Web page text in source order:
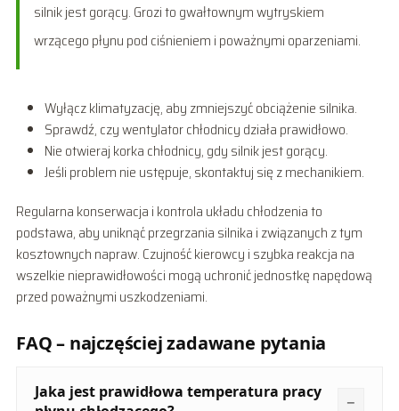
silnik jest gorący. Grozi to gwałtownym wytryskiem
wrzącego płynu pod ciśnieniem i poważnymi oparzeniami.
Wyłącz klimatyzację, aby zmniejszyć obciążenie silnika.
Sprawdź, czy wentylator chłodnicy działa prawidłowo.
Nie otwieraj korka chłodnicy, gdy silnik jest gorący.
Jeśli problem nie ustępuje, skontaktuj się z mechanikiem.
Regularna konserwacja i kontrola układu chłodzenia to
podstawa, aby uniknąć przegrzania silnika i związanych z tym
kosztownych napraw. Czujność kierowcy i szybka reakcja na
wszelkie nieprawidłowości mogą uchronić jednostkę napędową
przed poważnymi uszkodzeniami.
FAQ – najczęściej zadawane pytania
Jaka jest prawidłowa temperatura pracy